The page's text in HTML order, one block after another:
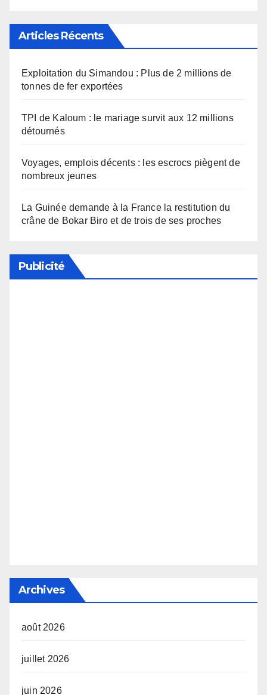
Articles Récents
Exploitation du Simandou : Plus de 2 millions de
tonnes de fer exportées
TPI de Kaloum : le mariage survit aux 12 millions
détournés
Voyages, emplois décents : les escrocs piègent de
nombreux jeunes
La Guinée demande à la France la restitution du
crâne de Bokar Biro et de trois de ses proches
Publicité
Archives
août 2026
juillet 2026
juin 2026